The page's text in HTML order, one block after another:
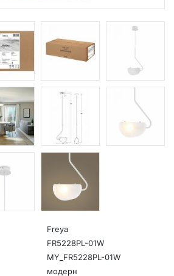
Freya
FR5228PL-01W
MY_FR5228PL-01W
модерн